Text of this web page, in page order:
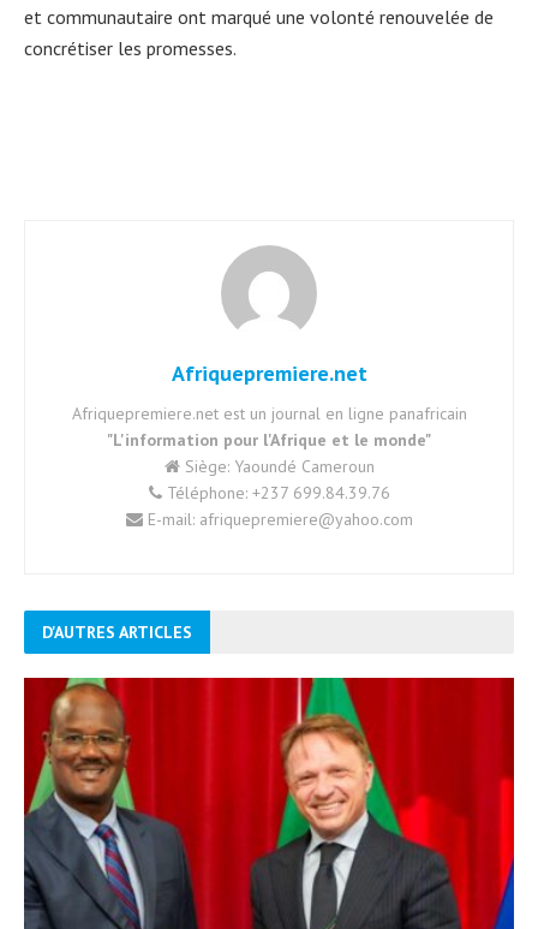
et communautaire ont marqué une volonté renouvelée de
concrétiser les promesses.
Afriquepremiere.net
Afriquepremiere.net est un journal en ligne panafricain
"L'information pour l'Afrique et le monde"
Siège: Yaoundé Cameroun
Téléphone: +237 699.84.39.76
E-mail: afriquepremiere@yahoo.com
D'AUTRES ARTICLES